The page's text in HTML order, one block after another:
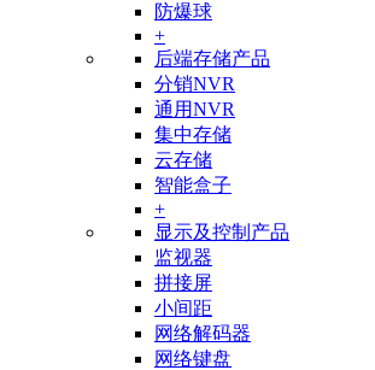
防爆球
+
后端存储产品
分销NVR
通用NVR
集中存储
云存储
智能盒子
+
显示及控制产品
监视器
拼接屏
小间距
网络解码器
网络键盘